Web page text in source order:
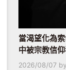
當渴望化為
中被宗教信
2026/08/07 by